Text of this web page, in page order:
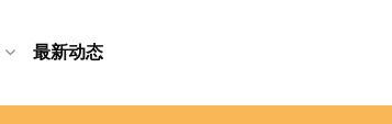
最新动态